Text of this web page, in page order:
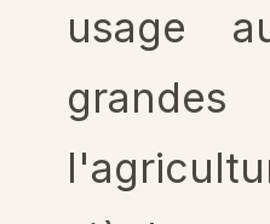
usage